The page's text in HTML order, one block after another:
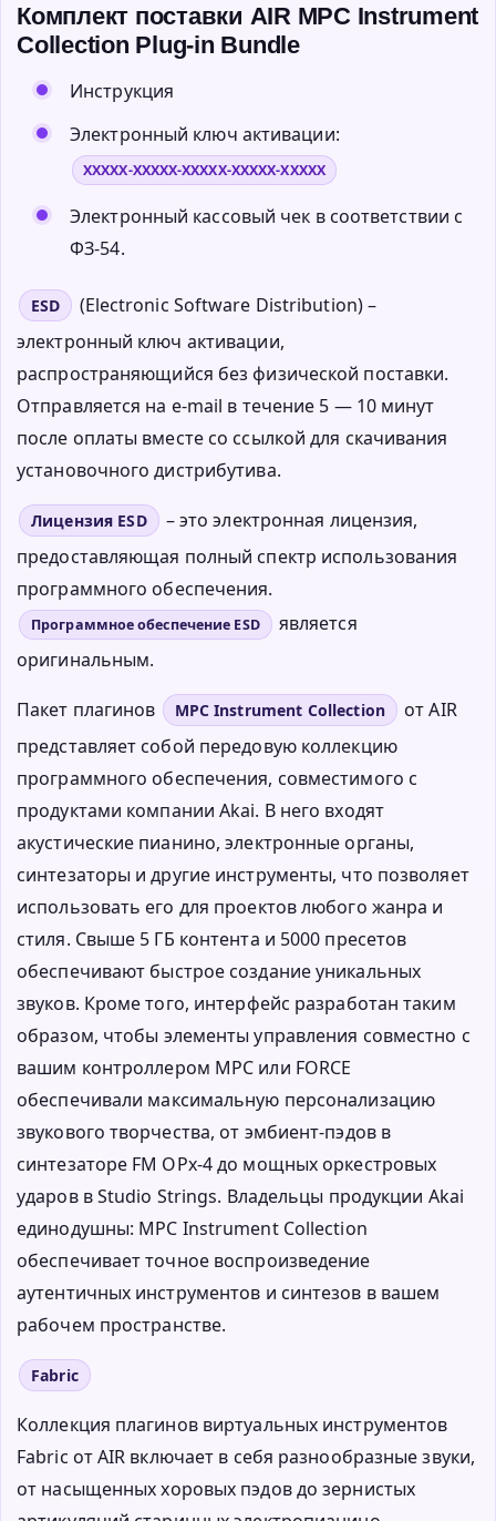
Комплект поставки AIR MPC Instrument
Collection Plug-in Bundle
Инструкция
Электронный ключ активации:
XXXXX-XXXXX-XXXXX-XXXXX-XXXXX
Электронный кассовый чек в соответствии с
ФЗ-54.
ESD
(Electronic Software Distribution) –
электронный ключ активации,
распространяющийся без физической поставки.
Отправляется на e-mail в течение 5 — 10 минут
после оплаты вместе со ссылкой для скачивания
установочного дистрибутива.
Лицензия ESD
– это электронная лицензия,
предоставляющая полный спектр использования
программного обеспечения.
Программное обеспечение ESD
является
оригинальным.
Пакет плагинов MPC Instrument Collection
от AIR
представляет собой передовую коллекцию
программного обеспечения, совместимого с
продуктами компании Akai. В него входят
акустические пианино, электронные органы,
синтезаторы и другие инструменты, что позволяет
использовать его для проектов любого жанра и
стиля. Свыше 5 ГБ контента и 5000 пресетов
обеспечивают быстрое создание уникальных
звуков. Кроме того, интерфейс разработан таким
образом, чтобы элементы управления совместно с
вашим контроллером MPC или FORCE
обеспечивали максимальную персонализацию
звукового творчества, от эмбиент-пэдов в
синтезаторе FM OPx-4 до мощных оркестровых
ударов в Studio Strings. Владельцы продукции Akai
единодушны: MPC Instrument Collection
обеспечивает точное воспроизведение
аутентичных инструментов и синтезов в вашем
рабочем пространстве.
Fabric
Коллекция плагинов виртуальных инструментов
Fabric от AIR включает в себя разнообразные звуки,
от насыщенных хоровых пэдов до зернистых